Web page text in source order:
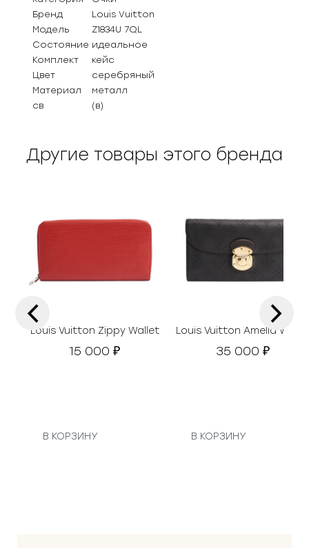
Бренд
Louis Vuitton
Модель
Z1834U 7QL
Состояние идеальное
Комплект
кейс
Цвет
серебряный
Материал
металл
св
(в)
Другие товары этого бренда
Louis Vuitton Zippy Wallet
15 000₽
В КОРЗИНУ
Louis Vuitton Amelia
35 000₽
В КОРЗИНУ
‹ ›